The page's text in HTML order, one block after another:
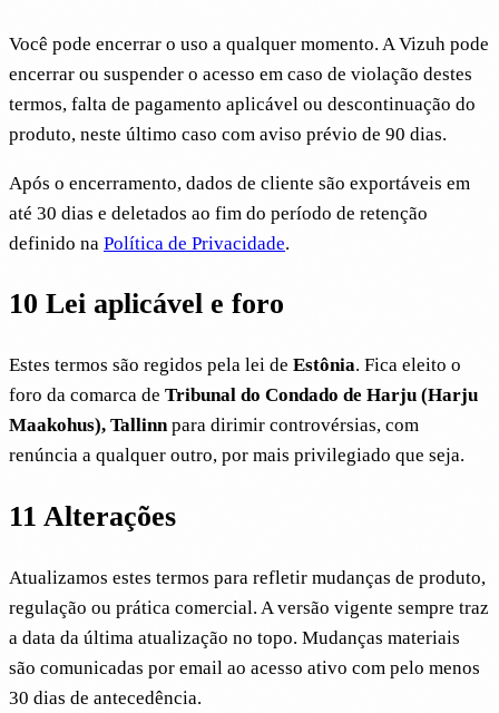
Você pode encerrar o uso a qualquer momento. A Vizuh pode
encerrar ou suspender o acesso em caso de violação destes
termos, falta de pagamento aplicável ou descontinuação do
produto, neste último caso com aviso prévio de 90 dias.
Após o encerramento, dados de cliente são exportáveis em
até 30 dias e deletados ao fim do período de retenção
definido na Política de Privacidade.
10 Lei aplicável e foro
Estes termos são regidos pela lei de Estônia. Fica eleito o
foro da comarca de Tribunal do Condado de Harju (Harju
Maakohus), Tallinnpara dirimir controvérsias, com
renúncia a qualquer outro, por mais privilegiado que seja.
11 Alterações
Atualizamos estes termos para refletir mudanças de produto,
regulação ou prática comercial. A versão vigente sempre traz
a data da última atualização no topo. Mudanças materiais
são comunicadas por email ao acesso ativo com pelo menos
30 dias de antecedência.